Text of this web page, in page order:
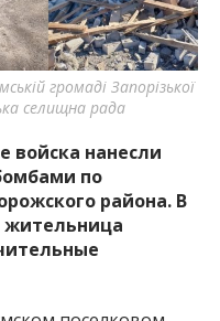
громаді Запорізької
селищна рада
войска нанесли
по
района. В
жительница